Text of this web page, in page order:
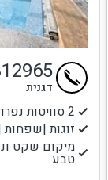
2 סוויטות נפרדות ומרווחות – סוויטת סינמה וסוויטת גולד
זוגות
מיקום שקט
טבע
דגנית